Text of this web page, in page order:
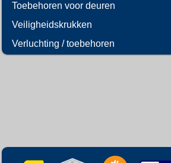
Toebehoren voor deuren
Veiligheidskrukken
Verluchting / toebehoren